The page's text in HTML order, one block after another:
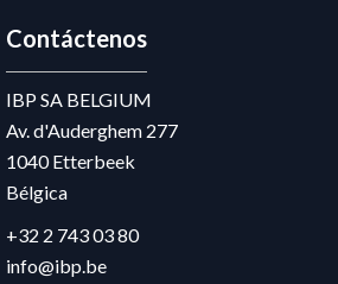
Contáctenos
IBP SA BELGIUM
Av. d'Auderghem 277
1040Etterbeek
Bélgica
+32 2 743 03 80
info@ibp.be